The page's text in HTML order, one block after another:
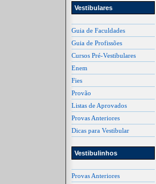
Vestibulares
Guia de Faculdades
Guia de Profissões
Cursos Pré-Vestibulares
Enem
Fies
Provão
Listas de Aprovados
Provas Anteriores
Dicas para Vestibular
Vestibulinhos
Provas Anteriores